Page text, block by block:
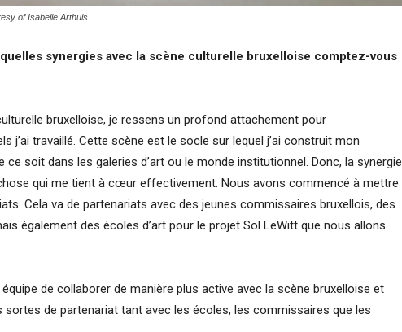
of Isabelle Arthuis
synergies avec la scène culturelle bruxelloise comptez-vous
bruxelloise, je ressens un profond attachement pour
j’ai travaillé. Cette scène est le socle sur lequel j’ai construit mon
ce soit dans les galeries d’art ou le monde institutionnel. Donc, la synergie
qui me tient à cœur effectivement. Nous avons commencé à mettre
Cela va de partenariats avec des jeunes commissaires bruxellois, des
également des écoles d’art pour le projet Sol LeWitt que nous allons
de collaborer de manière plus active avec la scène bruxelloise et
de partenariat tant avec les écoles, les commissaires que les